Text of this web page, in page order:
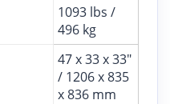
1093 lbs /
496 kg
47 x 33 x 33"
/ 1206 x 835
x 836 mm